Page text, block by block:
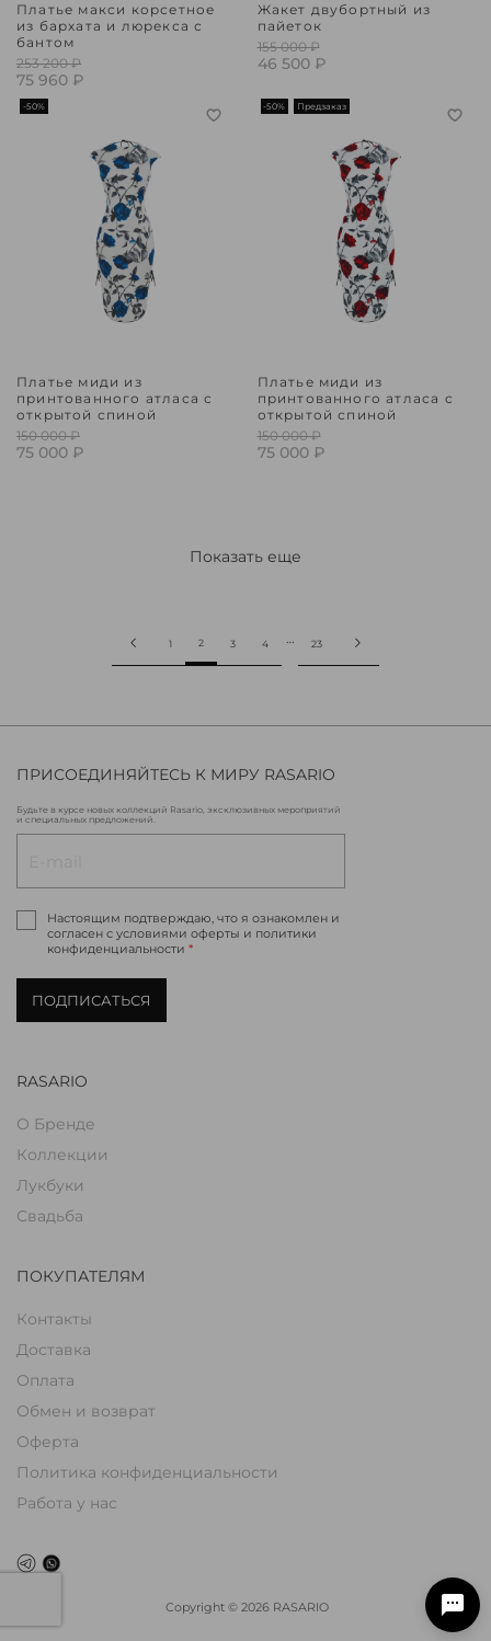
Платье макси корсетное
из бархата и люрекса с
бантом
253 200 ₽
75 960 ₽
Жакет двубортный из
пайеток
155 000 ₽
46 500 ₽
-50%
Платье миди из
принтованного атласа с
открытой спиной
150 000 ₽
75 000 ₽
-50% Предзаказ
Платье миди из
принтованного атласа с
открытой спиной
150 000 ₽
75 000 ₽
Показать еще
1 2 3 4 23
RASARIO
О Бренде
Коллекции
Лукбуки
Свадьба
ПОКУПАТЕЛЯМ
Контакты
Доставка
Оплата
Обмен и возврат
Оферта
Политика конфиденциальности
Работа у нас
Copyright © 2026 RASARIO
ПРИСОЕДИНЯЙТЕСЬ К МИРУ RASARIO
Будьте в курсе новых коллекций Rasario, эксклюзивных мероприятий
и специальных предложений.
Настоящим подтверждаю, что я ознакомлен и
согласен с условиями оферты и политики
конфиденциальности *
ПОДПИСАТЬСЯ